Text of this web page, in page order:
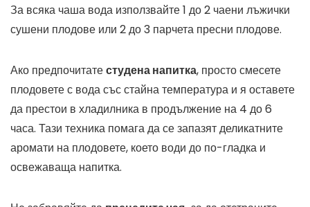
За всяка чаша вода използвайте 1 до 2 чаени лъжички
сушени плодове или 2 до 3 парчета пресни плодове.
Ако предпочитатестудена напитка, просто смесете
плодовете с вода със стайна температура и я оставете
да престои в хладилника в продължение на 4 до 6
часа. Тази техника помага да се запазят деликатните
аромати на плодовете, което води до по-гладка и
освежаваща напитка.